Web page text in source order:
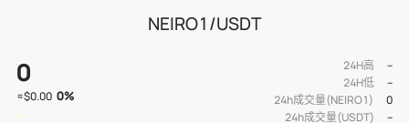
NEIRO1/USDT
0
≈$0.00 0%
24H高
--
24H低
--
24h成交量(NEIRO1)
0
24h成交量(USDT)
--